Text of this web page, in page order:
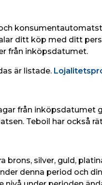
ditt köp med ditt
från inköpsdatumet.
är listade.
från
Teboil har också
silver, guld,
denna period och